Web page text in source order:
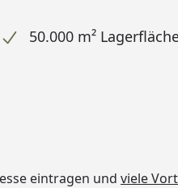
50.000 m²
eintragen und viele